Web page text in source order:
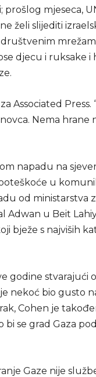
prošlog mjeseca,
želi slijediti
djecu i ruksake i
Associated Press.
Nema hrane
napadu na
u
od ministarstva
Adwan u Beit
bježe s najviših
godine stvarajući
nekoć bio gusto
Cohen je
se grad Gaza
Gaze nije